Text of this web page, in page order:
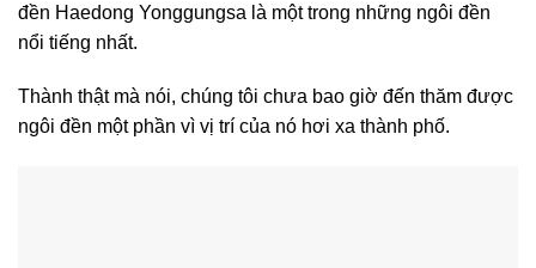
đền Haedong Yonggungsa là một trong những ngôi đền
nổi tiếng nhất.
Thành thật mà nói, chúng tôi chưa bao giờ đến thăm được
ngôi đền một phần vì vị trí của nó hơi xa thành phố.